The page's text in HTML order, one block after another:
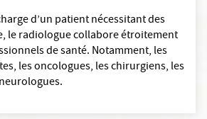
d’un patient nécessitant des
le radiologue collabore étroitement
de santé. Notamment, les
les oncologues, les chirurgiens, les